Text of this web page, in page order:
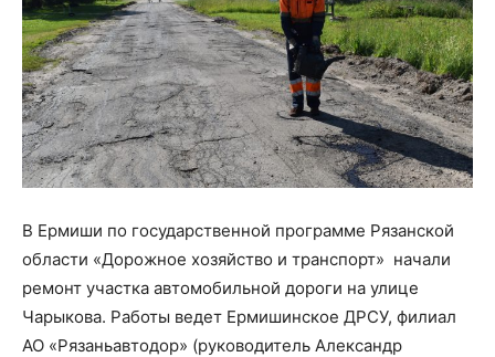
В Ермиши по государственной программе Рязанской
области «Дорожное хозяйство и транспорт» начали
ремонт участка автомобильной дороги на улице
Чарыкова. Работы ведет Ермишинское ДРСУ, филиал
АО «Рязаньавтодор» (руководитель Александр